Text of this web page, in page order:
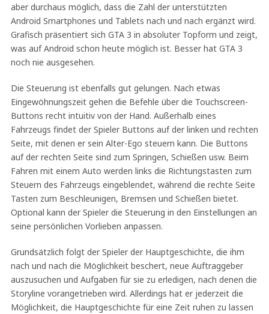
aber durchaus möglich, dass die Zahl der unterstützten
Android Smartphones und Tablets nach und nach ergänzt wird.
Grafisch präsentiert sich GTA 3 in absoluter Topform und zeigt,
was auf Android schon heute möglich ist. Besser hat GTA 3
noch nie ausgesehen.
Die Steuerung ist ebenfalls gut gelungen. Nach etwas
Eingewöhnungszeit gehen die Befehle über die Touchscreen-
Buttons recht intuitiv von der Hand. Außerhalb eines
Fahrzeugs findet der Spieler Buttons auf der linken und rechten
Seite, mit denen er sein Alter-Ego steuern kann. Die Buttons
auf der rechten Seite sind zum Springen, Schießen usw. Beim
Fahren mit einem Auto werden links die Richtungstasten zum
Steuern des Fahrzeugs eingeblendet, während die rechte Seite
Tasten zum Beschleunigen, Bremsen und Schießen bietet.
Optional kann der Spieler die Steuerung in den Einstellungen an
seine persönlichen Vorlieben anpassen.
Grundsätzlich folgt der Spieler der Hauptgeschichte, die ihm
nach und nach die Möglichkeit beschert, neue Auftraggeber
auszusuchen und Aufgaben für sie zu erledigen, nach denen die
Storyline vorangetrieben wird. Allerdings hat er jederzeit die
Möglichkeit, die Hauptgeschichte für eine Zeit ruhen zu lassen